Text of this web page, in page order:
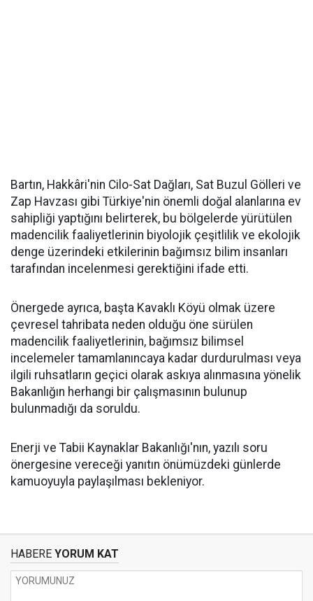
Bartın, Hakkâri'nin Cilo-Sat Dağları, Sat Buzul Gölleri ve
Zap Havzası gibi Türkiye'nin önemli doğal alanlarına ev
sahipliği yaptığını belirterek, bu bölgelerde yürütülen
madencilik faaliyetlerinin biyolojik çeşitlilik ve ekolojik
denge üzerindeki etkilerinin bağımsız bilim insanları
tarafından incelenmesi gerektiğini ifade etti.
Önergede ayrıca, başta Kavaklı Köyü olmak üzere
çevresel tahribata neden olduğu öne sürülen
madencilik faaliyetlerinin, bağımsız bilimsel
incelemeler tamamlanıncaya kadar durdurulması veya
ilgili ruhsatların geçici olarak askıya alınmasına yönelik
Bakanlığın herhangi bir çalışmasının bulunup
bulunmadığı da soruldu.
Enerji ve Tabii Kaynaklar Bakanlığı'nın, yazılı soru
önergesine vereceği yanıtın önümüzdeki günlerde
kamuoyuyla paylaşılması bekleniyor.
HABERE YORUM KAT